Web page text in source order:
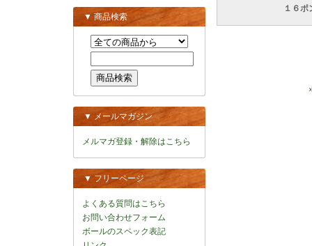
▼ 商品検索
▼ メールマガジン
メルマガ登録・解除はこちら
▼ フリーページ
よくある質問はこちら
お問い合わせフォーム
ボールのスペック表記
１６ポ